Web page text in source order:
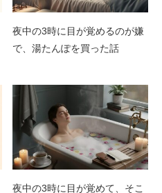
夜中の3時に目が覚めるのが嫌
で、湯たんぽを買った話
夜中の3時に目が覚めて、そこ